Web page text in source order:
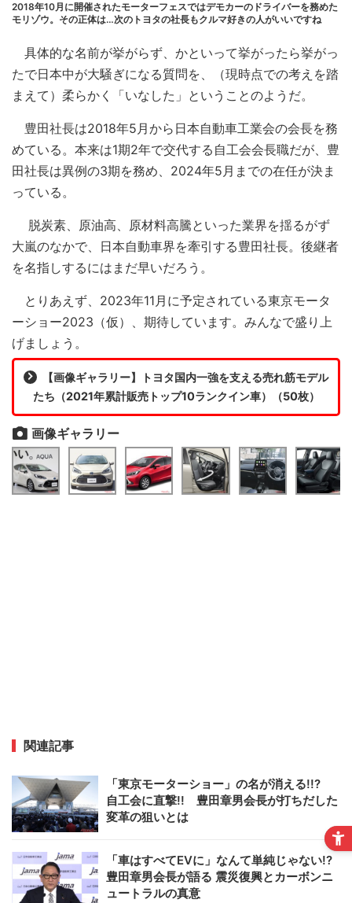
2018年10月に開催されたモーターフェスではデモカーのドライバーを務めた
モリゾウ。その正体は…次のトヨタの社長もクルマ好きの人がいいですね
具体的な名前が挙がらず、かといって挙がったら挙がっ
たで日本中が大騒ぎになる質問を、（現時点での考えを踏
まえて）柔らかく「いなした」ということのようだ。
豊田社長は2018年5月から日本自動車工業会の会長を務
めている。本来は1期2年で交代する自工会会長職だが、豊
田社長は異例の3期を務め、2024年5月までの在任が決ま
っている。
脱炭素、原油高、原材料高騰といった業界を揺るがず
大嵐のなかで、日本自動車界を牽引する豊田社長。後継者
を名指しするにはまだ早いだろう。
とりあえず、2023年11月に予定されている東京モータ
ーショー2023（仮）、期待しています。みんなで盛り上
げましょう。
【画像ギャラリー】トヨタ国内一強を支える売れ筋モデル
たち（2021年累計販売トップ10ランクイン車）（50枚）
画像ギャラリー
関連記事
「東京モーターショー」の名が消える!!?
自工会に直撃!! 豊田章男会長が打ちだした
変革の狙いとは
「車はすべてEVに」なんて単純じゃない!?
豊田章男会長が語る 震災復興とカーボンニ
ュートラルの真意